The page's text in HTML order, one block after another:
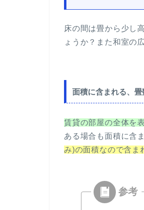
床の間は畳から少し
ょうか？また和室の
面積に含まれる、
賃貸の部屋の全体を
ある場合も面積に含
み)の面積なので含ま